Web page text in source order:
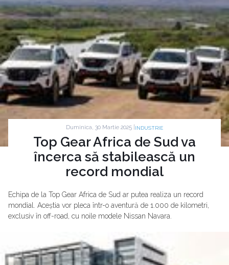
Duminica, 30 Martie 2025 | INDUSTRIE
Top Gear Africa de Sud va
încerca să stabilească un
record mondial
Echipa de la Top Gear Africa de Sud ar putea realiza un record
mondial. Aceștia vor pleca într-o aventură de 1.000 de kilometri,
exclusiv în off-road, cu noile modele Nissan Navara.